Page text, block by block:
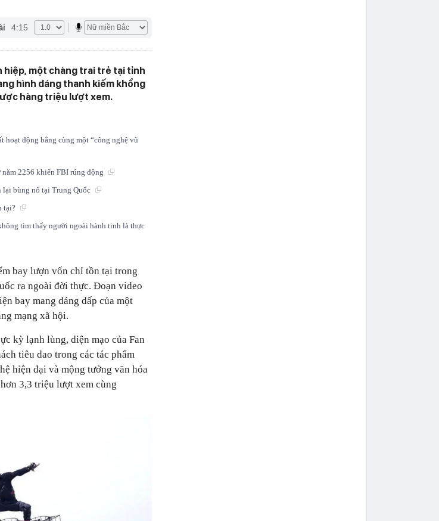
4:15
hiệp, một chàng trai trẻ tại tỉnh
hình dáng thanh kiếm khổng
hàng triệu lượt xem.
hoạt động bằng cùng một “công nghệ vũ
2256 khiến FBI rúng động
lại bùng nổ tại Trung Quốc
tại?
tìm thấy người ngoài hành tinh là thực
bay lượn vốn chỉ tồn tại trong
ra ngoài đời thực. Đoạn video
bay mang dáng dấp của một
mạng xã hội.
kỳ lạnh lùng, diện mạo của Fan
tiêu dao trong các tác phẩm
hiện đại và mộng tưởng văn hóa
3,3 triệu lượt xem cùng